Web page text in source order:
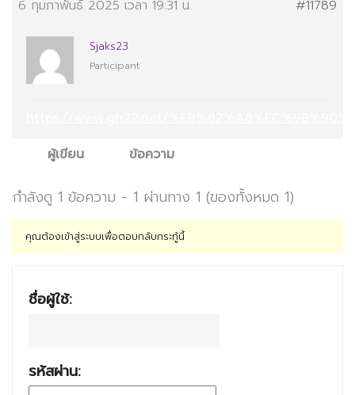
6 กุมภาพันธ์ 2025 เวลา 19:31 น. #11789
Sjaks23
Participant
ผู้เขียน
ข้อความ
กำลังดู 1 ข้อความ - 1 ผ่านทาง 1 (ของทั้งหมด 1)
คุณต้องเข้าสู่ระบบเพื่อตอบกลับกระทู้นี้
ชื่อผู้ใช้:
รหัสผ่าน: